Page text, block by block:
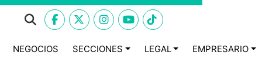
NEGOCIOS SECCIONES LEGAL EMPRESARIO